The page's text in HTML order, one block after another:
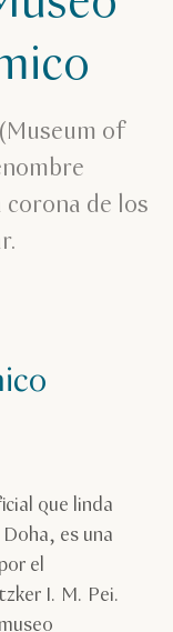
of
de los
que linda
es una
el
I. M. Pei.